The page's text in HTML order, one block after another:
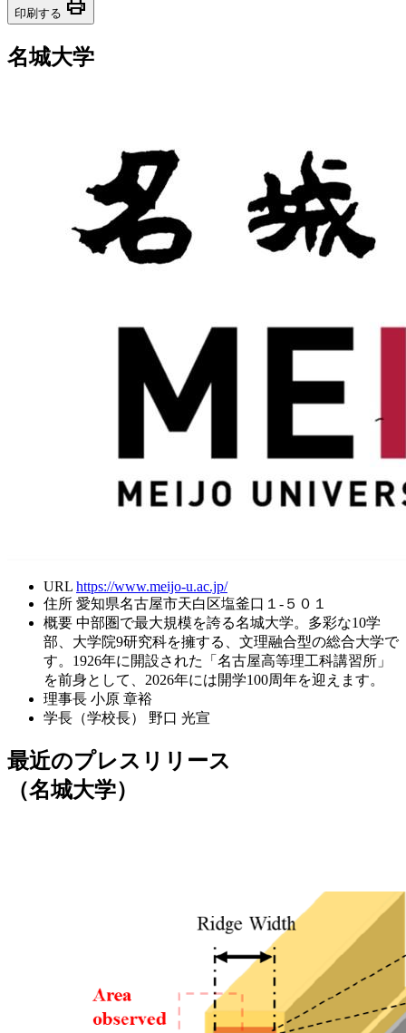
印刷する print
名城大学
URL https://www.meijo-u.ac.jp/
住所 愛知県名古屋市天白区塩釜口１-５０１
概要 中部圏で最大規模を誇る名城大学。多彩な10学
部、大学院9研究科を擁する、文理融合型の総合大学で
す。1926年に開設された「名古屋高等理工科講習所」
を前身として、2026年には開学100周年を迎えます。
理事長 小原 章裕
学長（学校長）
野口 光宣
最近のプレスリリース
（名城大学）